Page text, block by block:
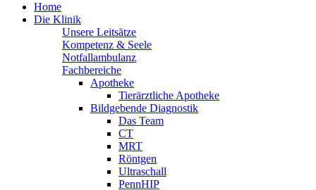
Home
Die Klinik
Unsere Leitsätze
Kompetenz & Seele
Notfallambulanz
Fachbereiche
Apotheke
Tierärztliche Apotheke
Bildgebende Diagnostik
Das Team
CT
MRT
Röntgen
Ultraschall
PennHIP